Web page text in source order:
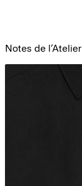
Notes de l’Atelier